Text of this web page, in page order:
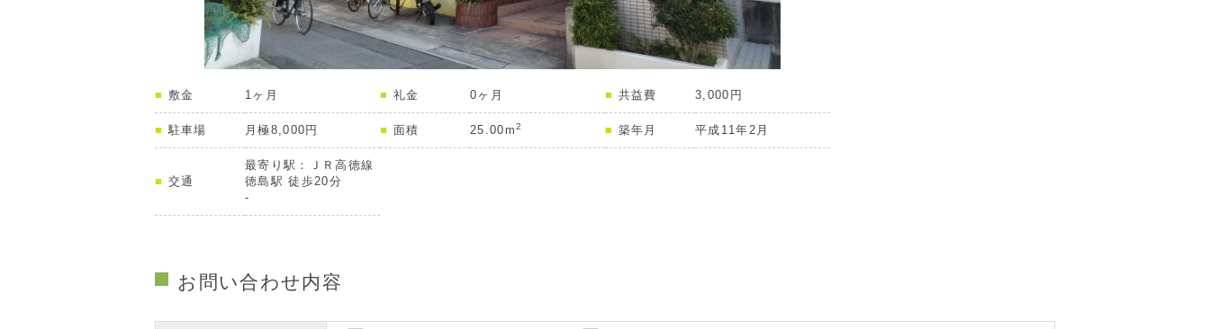
敷金 1ヶ月 礼金 0ヶ月 共益費 3,000円
駐車場 月極8,000円 面積 25.00m2 築年月 平成11年2月
交通
最寄り駅：ＪＲ高徳線
徳島駅 徒歩20分
-
お問い合わせ内容